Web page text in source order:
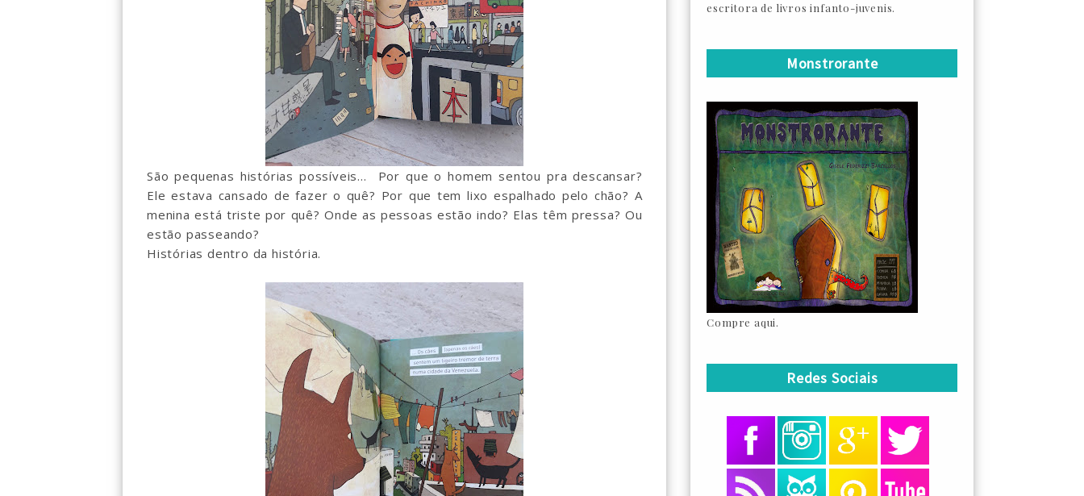
São pequenas histórias possíveis... Por que o homem sentou pra descansar?
Ele estava cansado de fazer o quê? Por que tem lixo espalhado pelo chão? A
menina está triste por quê? Onde as pessoas estão indo? Elas têm pressa? Ou
estão passeando?
Histórias dentro da história.
escritora de livros infanto-juvenis.
Monstrorante
Compre aqui.
Redes Sociais